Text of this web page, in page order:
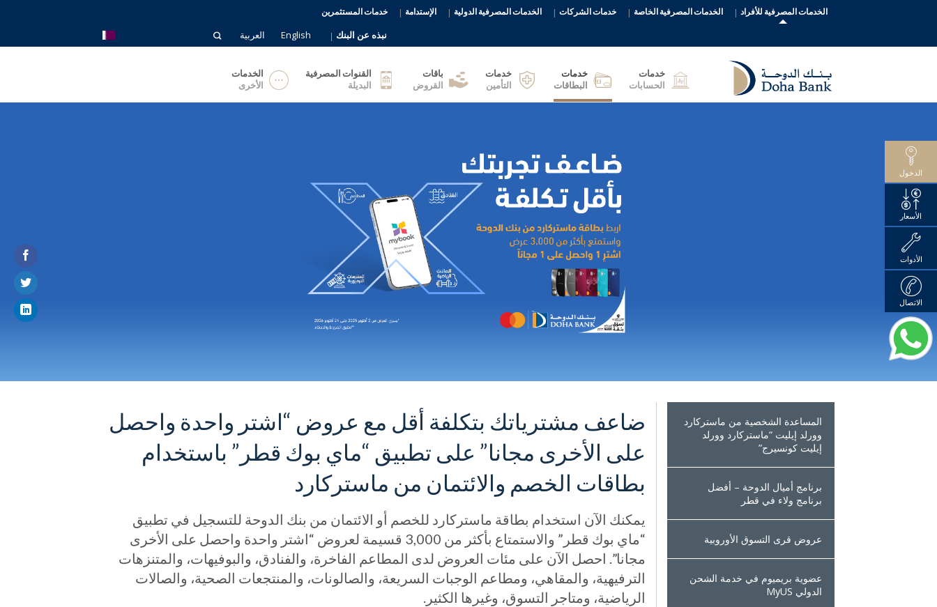
الخدمات المصرفية للأفراد الخدمات المصرفية الخاصة خدمات الشركات الخدمات المصرفية الدولية الإستدامة خدمات المستثمرين
نبذه عن البنك English العربية
خدمات
الحسابات
خدمات
البطاقات
خدمات
التأمين
باقات
القروض
القنوات المصرفية
البديلة
الخدمات
الأخرى
ضاعف مشترياتك بتكلفة أقل مع عروض “اشتر واحدة واحصل
على الأخرى مجانا” على تطبيق “ماي بوك قطر” باستخدام
بطاقات الخصم والائتمان من ماستركارد
يمكنك الآن استخدام بطاقة ماستركارد للخصم أو الائتمان من بنك الدوحة للتسجيل في تطبيق
“ماي بوك قطر” والاستمتاع بأكثر من 3,000 قسيمة لعروض “اشتر واحدة واحصل على الأخرى
مجانا”. احصل الآن على مئات العروض لدى المطاعم الفاخرة، والفنادق، والبوفيهات، والمتنزهات
الترفيهية، والمقاهي، ومطاعم الوجبات السريعة، والصالونات، والمنتجعات الصحية، والصالات
الرياضية، ومتاجر التسوق، وغيرها الكثير.
المساعدة الشخصية من ماستركارد
وورلد إيليت “ماستركارد وورلد
إيليت كونسيرج”
برنامج أميال الدوحة – أفضل
برنامج ولاء في قطر
عروض قرى التسوق الأوروبية
عضوية بريميوم في خدمة الشحن
الدولي MyUS
الدخول
الأسعار
الأدوات
الاتصال